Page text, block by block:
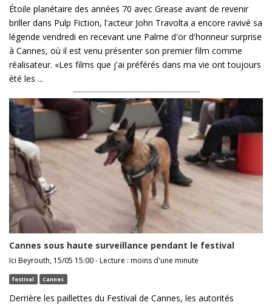
Étoile planétaire des années 70 avec Grease avant de revenir
briller dans Pulp Fiction, l'acteur John Travolta a encore ravivé sa
légende vendredi en recevant une Palme d'or d'honneur surprise
à Cannes, où il est venu présenter son premier film comme
réalisateur. «Les films que j'ai préférés dans ma vie ont toujours
été les ...
Cannes sous haute surveillance pendant le festival
Ici Beyrouth, 15/05 15:00 - Lecture : moins d'une minute
festival Cannes
Derrière les paillettes du Festival de Cannes, les autorités